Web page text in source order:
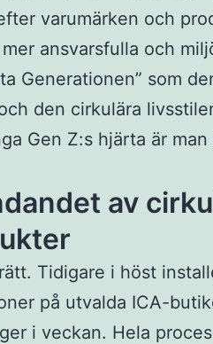
varumärken och
ansvarsfulla och
Generationen” som
den cirkulära
Gen Z:s hjärta är
av
Tidigare i höst
på utvalda ICA-
i veckan. Hela